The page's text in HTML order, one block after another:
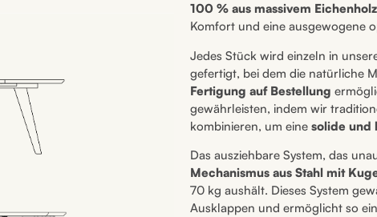
100 % aus massivem Eichenholz
Komfort und eine ausgewogene
Jedes Stück wird einzeln in
gefertigt, bei dem die natürliche
Fertigung auf Bestellung
gewährleisten, indem wir
kombinieren, um eine solide und
Das ausziehbare System, das
Mechanismus aus Stahl mit
70 kg aushält. Dieses System
Ausklappen und ermöglicht so